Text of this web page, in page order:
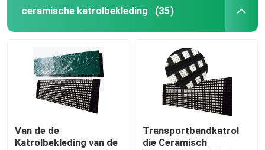
ceramische katrolbekleding (35)
Van de de
Katrolbekleding van de
Transportbandkatrol
die Ceramisch